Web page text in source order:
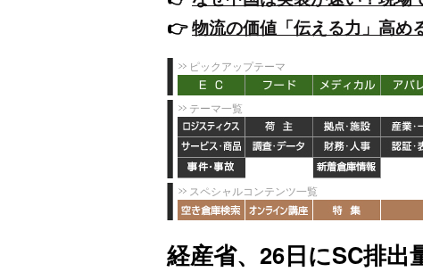
👉️物流の価値「伝える力」高め
ピックアップテーマ
テーマ一覧
スペシャルコンテンツ一覧
経産省、26日にSC排